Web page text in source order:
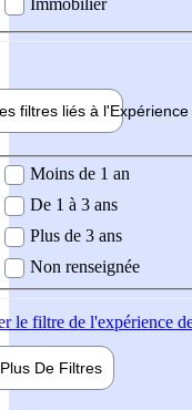
filtres liés à l'Expérience
demandée
Moins de 1 an
De 1 à 3 ans
Plus de 3 ans
Non renseignée
le filtre de l'expérience
Plus De Filtres